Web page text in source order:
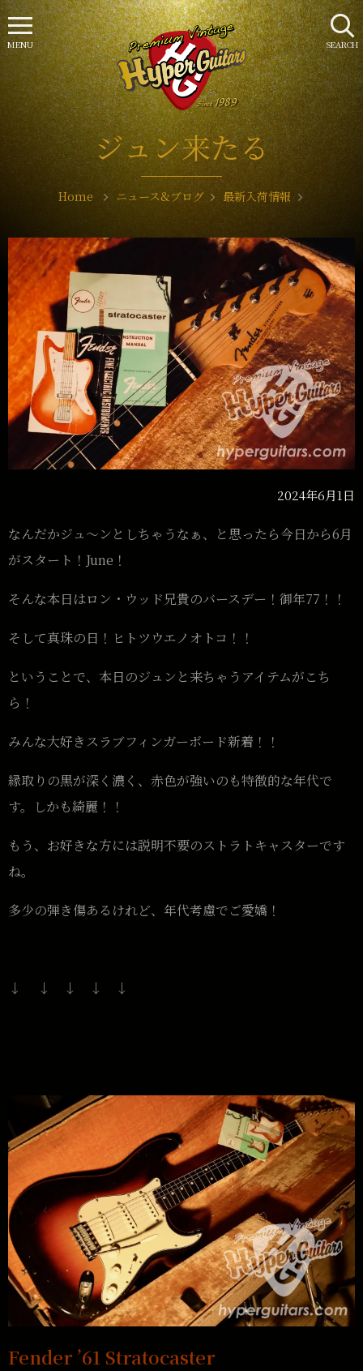
ジュン来たる
Home ニュース&ブログ 最新入荷情報
2024年6月1日
なんだかジュ〜ンとしちゃうなぁ、と思ったら今日から6月
がスタート！June！
そんな本日はロン・ウッド兄貴のバースデー！御年77！！
そして真珠の日！ヒトツウエノオトコ！！
ということで、本日のジュンと来ちゃうアイテムがこち
ら！
みんな大好きスラブフィンガーボード新着！！
縁取りの黒が深く濃く、赤色が強いのも特徴的な年代で
す。しかも綺麗！！
もう、お好きな方には説明不要のストラトキャスターです
ね。
多少の弾き傷あるけれど、年代考慮でご愛嬌！
↓ ↓ ↓ ↓ ↓
Fender ’61 Stratocaster
SEARCH
MENU